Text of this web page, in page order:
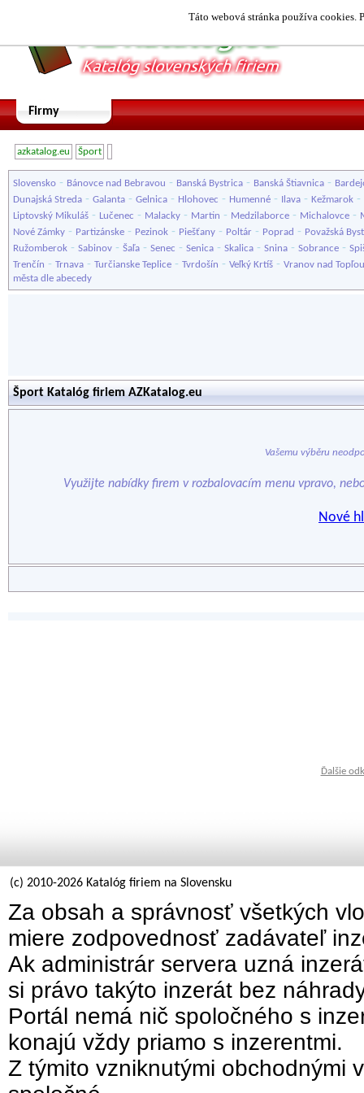
Táto webová stránka používa cookies.
Firmy
azkatalog.eu Šport
Slovensko - Bánovce nad Bebravou - Banská Bystrica - Banská Štiavnica -
Dunajská Streda - Galanta - Gelnica - Hlohovec - Humenné - Ilava - Kežmarok -
Liptovský Mikuláš - Lučenec - Malacky - Martin - Medzilaborce - Michalovce -
Nové Zámky - Partizánske - Pezinok - Piešťany - Poltár - Poprad - Považská
Ružomberok - Sabinov - Šaľa - Senec - Senica - Skalica - Snina - Sobrance -
Trenčín - Trnava - Turčianske Teplice - Tvrdošín - Veľký Krtíš - Vranov nad Topľou
města dle abecedy
Šport Katalóg firiem AZKatalog.eu
Vašemu výběru
Využijte nabídky firem v rozbalovacím menu vpravo,
Nové
Ďalšie
(c) 2010-2026 Katalóg firiem na Slovensku
Za obsah a správnosť všetkých
miere zodpovednosť zadávateľ
Ak administrár servera uzná
si právo takýto inzerát bez
Portál nemá nič spoločného s
konajú vždy priamo s inzerentmi.
Z týmito vzniknutými obchodnými